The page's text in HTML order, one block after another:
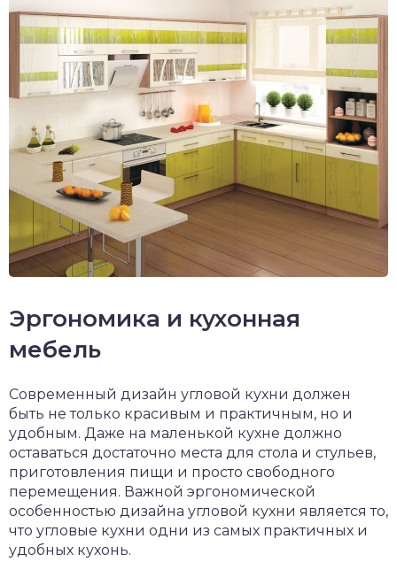
Эргономика и кухонная
мебель
Современный дизайн угловой кухни должен
быть не только красивым и практичным, но и
удобным. Даже на маленькой кухне должно
оставаться достаточно места для стола и стульев,
приготовления пищи и просто свободного
перемещения. Важной эргономической
особенностью дизайна угловой кухни является то,
что угловые кухни одни из самых практичных и
удобных кухонь.